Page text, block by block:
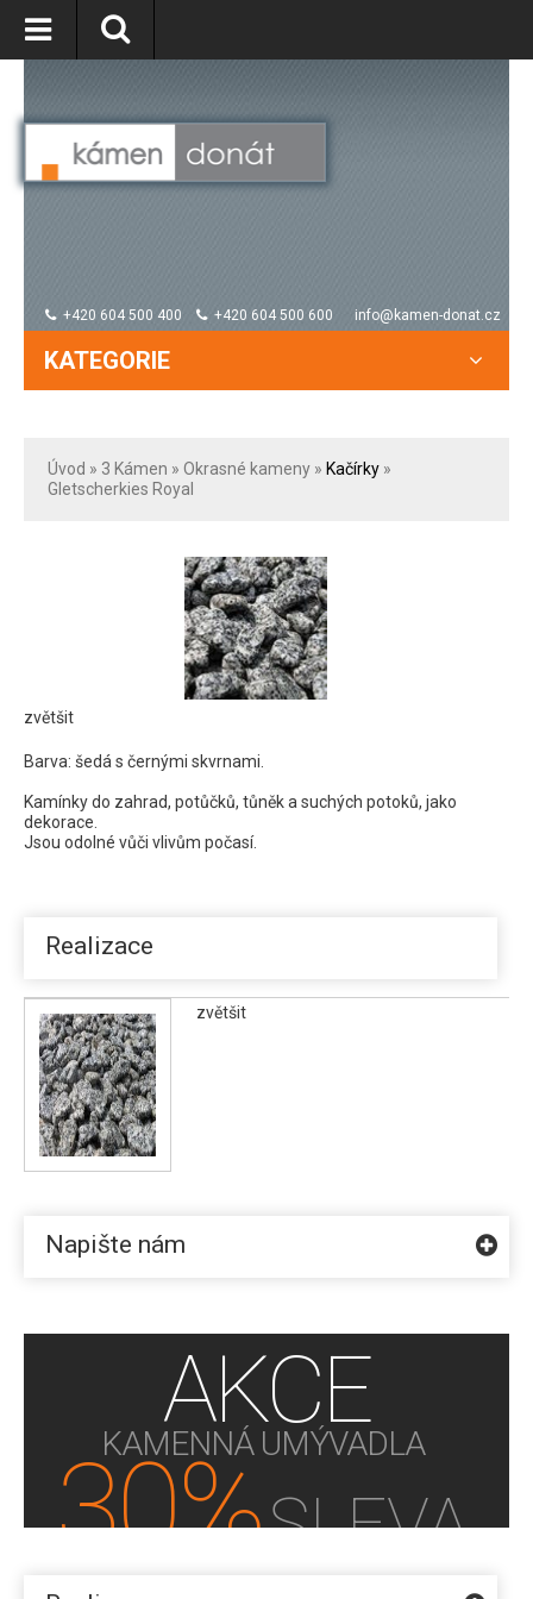
+420 604 500 400 +420 604 500 600 info@kamen-donat.cz
KATEGORIE
Úvod » 3 Kámen » Okrasné kameny » Kačírky »
Gletscherkies Royal
zvětšit
Barva: šedá s černými skvrnami.
Kamínky do zahrad, potůčků, tůněk a suchých potoků, jako
dekorace.
Jsou odolné vůči vlivům počasí.
Realizace
zvětšit
Napište nám
AKCE
KAMENNÁ UMÝVADLA
30%SLEVA